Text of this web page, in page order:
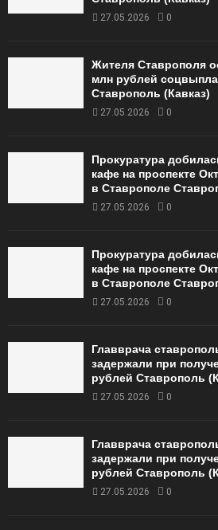
27.05.2026 0
Жителя Ставрополя
млн рублей
Ставрополь (Кавказ)
27.05.2026 0
Прокуратура
кафе на проспекте
в Ставрополе
27.05.2026 0
Прокуратура
кафе на проспекте
в Ставрополе
27.05.2026 0
Главврача
задержали при
рублей Ставрополь
27.05.2026 0
Главврача
задержали при
рублей Ставрополь
27.05.2026 0